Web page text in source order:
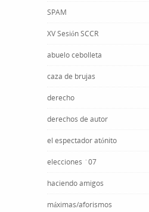
SPAM
XV Sesión SCCR
abuelo cebolleta
caza de brujas
derecho
derechos de autor
el espectador atónito
elecciones ´07
haciendo amigos
máximas/aforismos